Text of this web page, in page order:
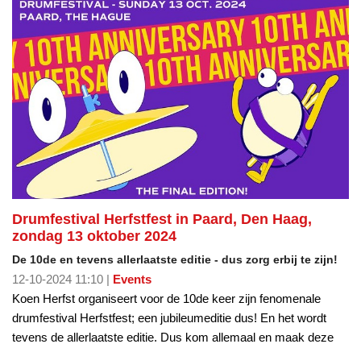
Drumfestival Herfstfest in Paard, Den Haag,
zondag 13 oktober 2024
De 10de en tevens allerlaatste editie - dus zorg erbij te zijn!
12-10-2024 11:10 | Events
Koen Herfst organiseert voor de 10de keer zijn fenomenale
drumfestival Herfstfest; een jubileumeditie dus! En het wordt
tevens de allerlaatste editie. Dus kom allemaal en maak deze